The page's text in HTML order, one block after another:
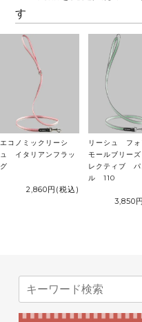
す
エコノミックリーシ
ュ イタリアンフラッ
グ
2,860円 (税込)
リーシュ フ
モールブリー
レクティブ パ
ル 110
3,850円